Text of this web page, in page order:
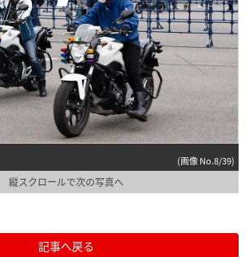
(画像 No.8/39)
縦スクロールで次の写真へ
記事へ戻る